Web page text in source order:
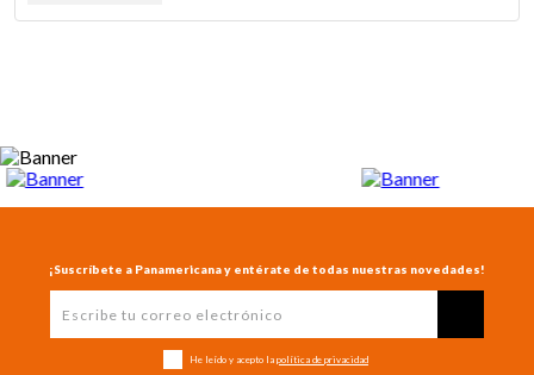
¡Suscríbete a Panamericana y entérate de todas nuestras novedades!
He leído y acepto la política de privacidad